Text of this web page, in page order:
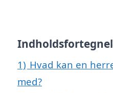
1) Hvad kan en
med?